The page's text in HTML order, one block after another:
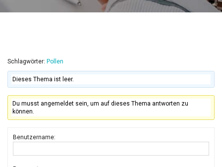
Schlagwörter: Pollen
Dieses Thema ist leer.
Du musst angemeldet sein, um auf dieses Thema antworten zu
können.
Benutzername: